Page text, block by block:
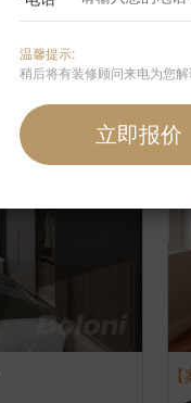
温馨提示:
稍后将有装修顾问来电为您